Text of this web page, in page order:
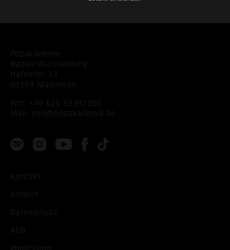
Popakademie
Baden-Württemberg
Hafenstr. 33
68159 Mannheim
Fon:
+49 621 53397200
Mail:
info@popakademie.de
Kontakt
Anfahrt
Datenschutz
AGB